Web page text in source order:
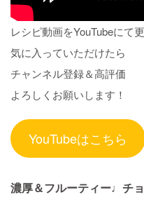
レシピ動画をYouTubeにて
気に入っていただけたら
チャンネル登録＆高評価
よろしくお願いします！
YouTubeはこちら
濃厚＆フルーティー♩チ